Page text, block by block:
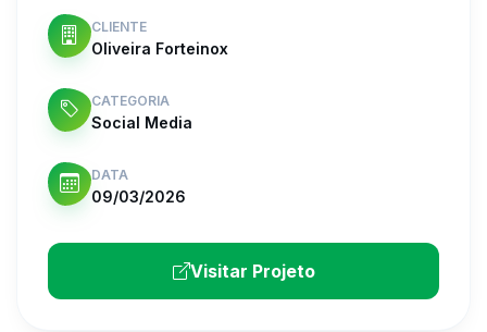
CLIENTE
Oliveira Forteinox
CATEGORIA
Social Media
DATA
09/03/2026
Visitar Projeto